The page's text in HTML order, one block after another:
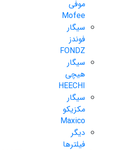
موفی
Mofee
سیگار
فوندز
FONDZ
سیگار
هیچی
HEECHI
سیگار
مکزیکو
Maxico
دیگر
فیلترها